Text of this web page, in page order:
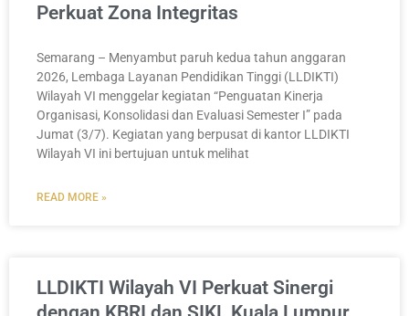
Perkuat Zona Integritas
Semarang – Menyambut paruh kedua tahun anggaran
2026, Lembaga Layanan Pendidikan Tinggi (LLDIKTI)
Wilayah VI menggelar kegiatan “Penguatan Kinerja
Organisasi, Konsolidasi dan Evaluasi Semester I” pada
Jumat (3/7). Kegiatan yang berpusat di kantor LLDIKTI
Wilayah VI ini bertujuan untuk melihat
READ MORE »
LLDIKTI Wilayah VI Perkuat Sinergi